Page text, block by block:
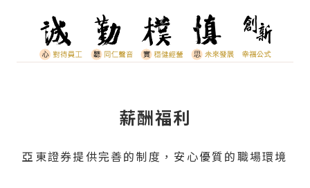
薪酬福利
亞東證券提供完善的制度，安心優質的職場環境